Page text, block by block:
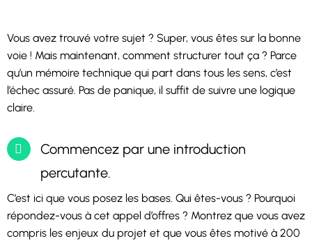
Vous avez trouvé votre sujet ? Super, vous êtes sur la bonne
voie ! Mais maintenant, comment structurer tout ça ? Parce
qu’un mémoire technique qui part dans tous les sens, c’est
l’échec assuré. Pas de panique, il suffit de suivre une logique
claire.
Commencez par une introduction
percutante.
C’est ici que vous posez les bases. Qui êtes-vous ? Pourquoi
répondez-vous à cet appel d’offres ? Montrez que vous avez
compris les enjeux du projet et que vous êtes motivé à 200